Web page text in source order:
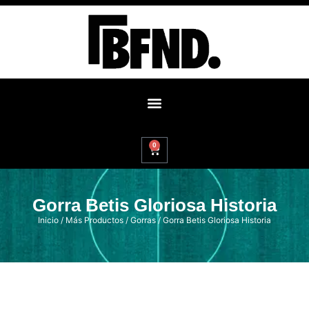
0
Gorra Betis Gloriosa Historia
Inicio / Más Productos / Gorras/ Gorra Betis Gloriosa Historia